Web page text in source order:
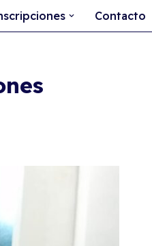
Contacto